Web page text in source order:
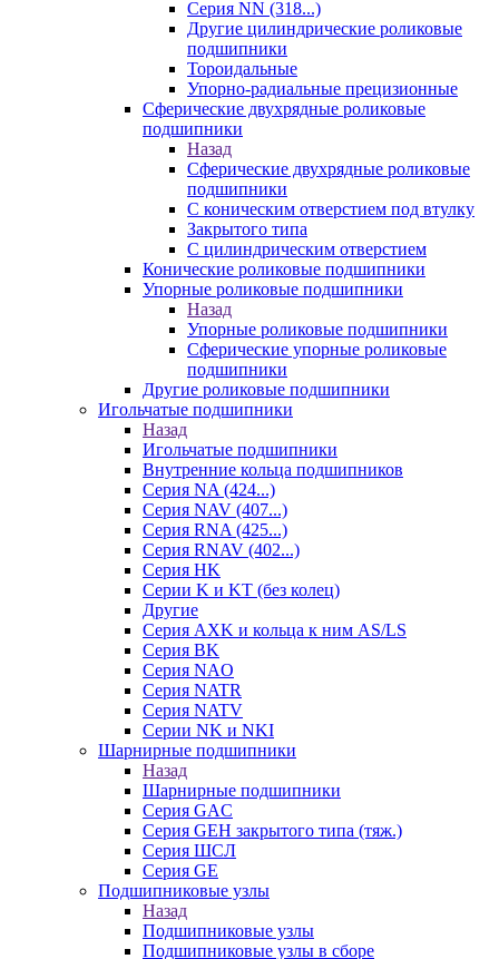
Серия NN (318...)
Другие цилиндрические роликовые
подшипники
Тороидальные
Упорно-радиальные прецизионные
Сферические двухрядные роликовые
подшипники
Назад
Сферические двухрядные роликовые
подшипники
С коническим отверстием под втулку
Закрытого типа
С цилиндрическим отверстием
Конические роликовые подшипники
Упорные роликовые подшипники
Назад
Упорные роликовые подшипники
Сферические упорные роликовые
подшипники
Другие роликовые подшипники
Игольчатые подшипники
Назад
Игольчатые подшипники
Внутренние кольца подшипников
Серия NA (424...)
Серия NAV (407...)
Серия RNA (425...)
Серия RNAV (402...)
Серия HK
Серии K и KT (без колец)
Другие
Серия AXK и кольца к ним AS/LS
Серия BK
Серия NAO
Серия NATR
Серия NATV
Серии NK и NKI
Шарнирные подшипники
Назад
Шарнирные подшипники
Серия GAC
Серия GEH закрытого типа (тяж.)
Серия ШСЛ
Серия GE
Подшипниковые узлы
Назад
Подшипниковые узлы
Подшипниковые узлы в сборе